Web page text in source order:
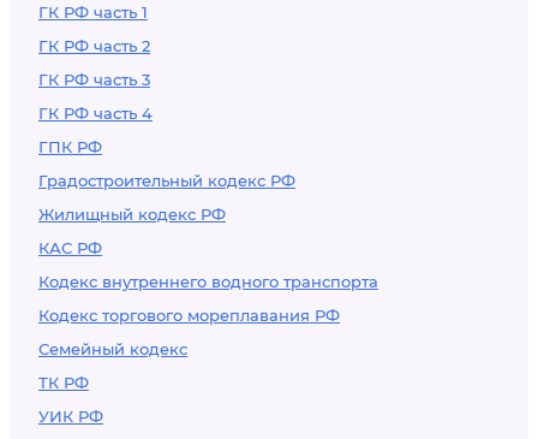
ГК РФ часть 1
ГК РФ часть 2
ГК РФ часть 3
ГК РФ часть 4
ГПК РФ
Градостроительный кодекс РФ
Жилищный кодекс РФ
КАС РФ
Кодекс внутреннего водного транспорта
Кодекс торгового мореплавания РФ
Семейный кодекс
ТК РФ
УИК РФ